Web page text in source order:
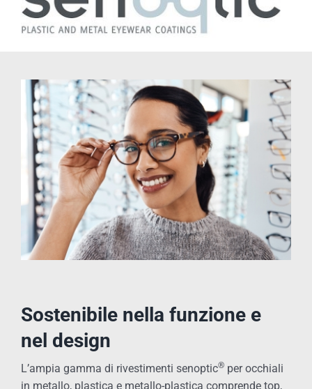
Sostenibile nella funzione e
nel design
L’ampia gamma di rivestimenti senoptic®per occhiali
in metallo, plastica e metallo-plastica comprende top,